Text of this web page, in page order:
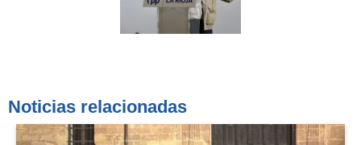
Noticias relacionadas